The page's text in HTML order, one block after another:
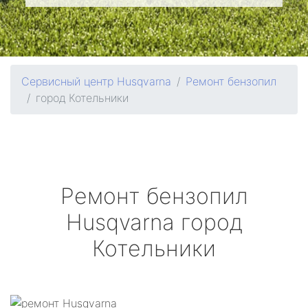
Сервисный центр Husqvarna
Ремонт бензопил
город Котельники
Ремонт бензопил
Husqvarna город
Котельники